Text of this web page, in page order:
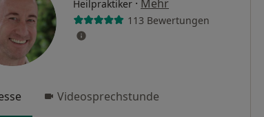
Heilpraktiker · Mehr
113 Bewertungen
Videosprechstunde